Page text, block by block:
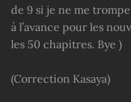
de 9 si je ne me
à l’avance pour les
les 50 chapitres. Bye )
(Correction Kasaya)